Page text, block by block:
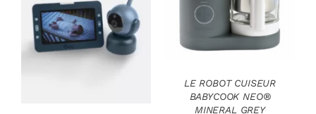
DÉTAILS
DÉTAILS
LE ROBOT CUISEUR
BABYCOOK NEO®
MINERAL GREY